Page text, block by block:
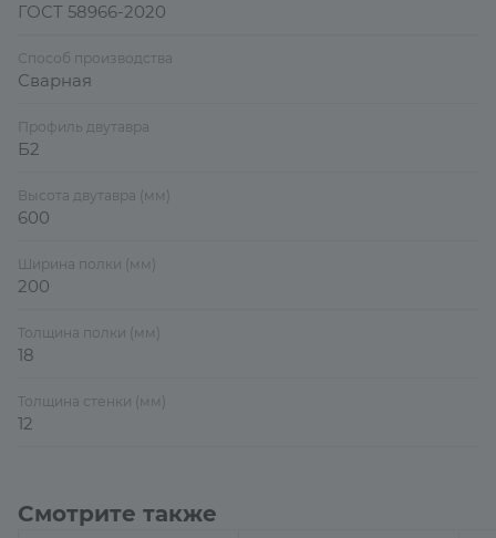
ГОСТ 58966-2020
Способ производства
Сварная
Профиль двутавра
Б2
Высота двутавра (мм)
600
Ширина полки (мм)
200
Толщина полки (мм)
18
Толщина стенки (мм)
12
Смотрите также